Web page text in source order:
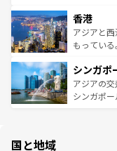
とつ。フォ
ひ現地で
が旅行者
参照してほ
の活気が交
帯で自然
いビーチ
激する。
が待って
た文化、
香港
アジアと
もってい
み、どこを
ており、
うな絶景
シンガポ
アジアの
シンガポ
国と地域